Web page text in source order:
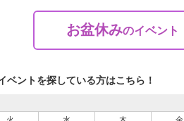
お盆休みのイベント
ベントを探している方はこちら！